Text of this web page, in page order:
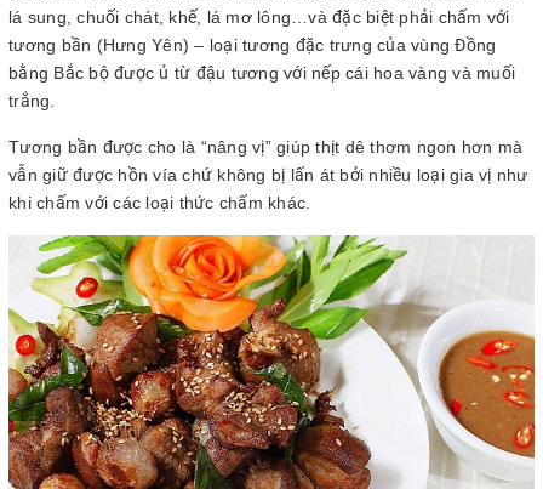
lá sung, chuối chát, khế, lá mơ lông…và đặc biệt phải chấm với
tương bần (Hưng Yên) – loại tương đặc trưng của vùng Đồng
bằng Bắc bộ được ủ từ đậu tương với nếp cái hoa vàng và muối
trắng.
Tương bần được cho là “nâng vị” giúp thịt dê thơm ngon hơn mà
vẫn giữ được hồn vía chứ không bị lấn át bởi nhiều loại gia vị như
khi chấm với các loại thức chấm khác.